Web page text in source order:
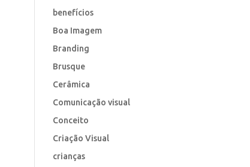
benefícios
Boa Imagem
Branding
Brusque
Cerâmica
Comunicação visual
Conceito
Criação Visual
crianças